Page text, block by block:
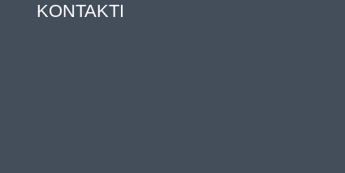
KONTAKTI